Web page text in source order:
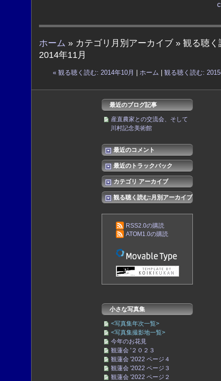
ホーム » カテゴリ月別アーカイブ » 観る聴く
2014年11月
« 観る聴く読む: 2014年10月 ホーム 観る聴く読む:
最近のブログ記事
産直農家との交流会、そして
川村記念美術館
最近のコメント
最近のトラックバック
カテゴリ アーカイブ
観る聴く読む:月別アーカイブ
RSS2.0の購読
ATOM1.0の購読
小さな写真集
<写真集年次一覧>
<写真集撮影地一覧>
今年のお花見
観蓮会 '２０２３
観蓮会 '2022 ページ４
観蓮会 '2022 ページ３
観蓮会 '2022 ページ２